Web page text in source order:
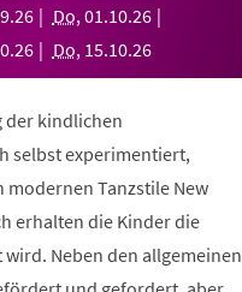
.26 Do,01.10.26
.26 Do, 15.10.26
der kindlichen
selbst experimentiert,
Tanzstile New
erhalten die Kinder die
Neben den allgemeinen